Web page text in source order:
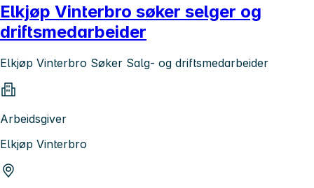
Elkjøp Vinterbro søker selger og
driftsmedarbeider
Elkjøp Vinterbro Søker Salg- og driftsmedarbeider
Arbeidsgiver
Elkjøp Vinterbro